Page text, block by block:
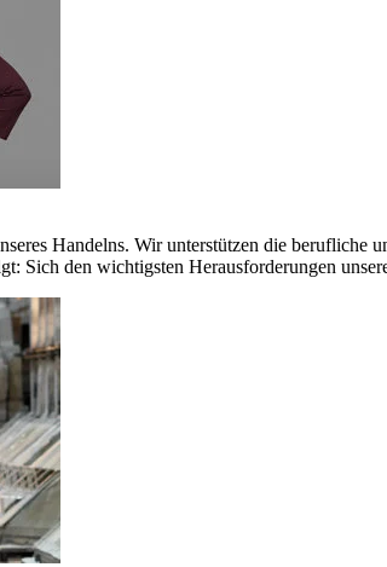
Handelns. Wir unterstützen die
Sich den wichtigsten Herausforderungen